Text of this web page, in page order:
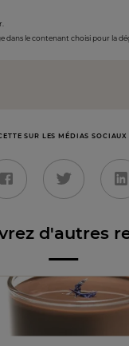
dans le contenant choisi pour la
SUR LES MÉDIAS SOCIAUX
d'autres